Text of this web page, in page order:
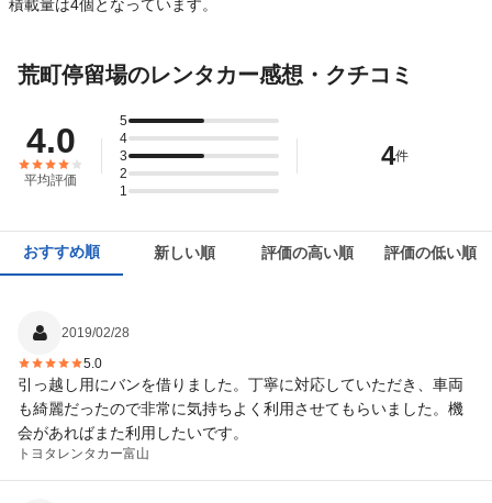
積載量は4個となっています。
荒町停留場のレンタカー感想・クチコミ
4.0
平均評価
5
4
3
2
1
4件
おすすめ順 新しい順 評価の高い順 評価の低い順
2019/02/28
5.0
引っ越し用にバンを借りました。丁寧に対応していただき、車両
も綺麗だったので非常に気持ちよく利用させてもらいました。機
会があればまた利用したいです。
トヨタレンタカー富山